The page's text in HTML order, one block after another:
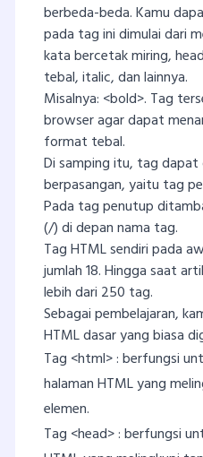
berbeda-beda. Kamu
pada tag ini dimulai dari
kata bercetak miring,
tebal, italic, dan lainnya.
Misalnya: <bold>. Tag
browser agar dapat
format tebal.
Di samping itu, tag dapat
berpasangan, yaitu tag
Pada tag penutup
(/) di depan nama tag.
Tag HTML sendiri pada
jumlah 18. Hingga saat
lebih dari 250 tag.
Sebagai pembelajaran,
HTML dasar yang biasa
Tag <html> : berfungsi
halaman HTML yang
elemen.
Tag <head> : berfungsi